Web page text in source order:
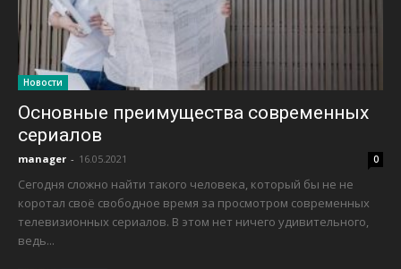
Новости
Основные преимущества современных
сериалов
manager - 16.05.2021 0
Сегодня сложно найти такого человека, который бы не не
коротал своё свободное время за просмотром современных
телевизионных сериалов. В этом нет ничего удивительного,
ведь...